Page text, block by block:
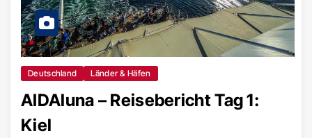
Deutschland Länder & Häfen
AIDAluna – Reisebericht Tag 1:
Kiel